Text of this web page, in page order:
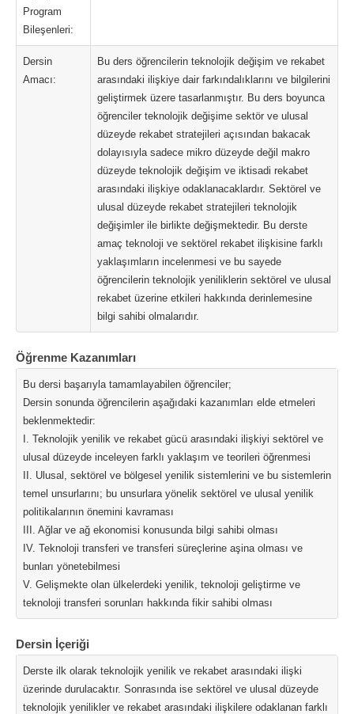
Program
Bileşenleri:
Dersin
Amacı:
Bu ders öğrencilerin teknolojik değişim ve rekabet
arasındaki ilişkiye dair farkındalıklarını ve bilgilerini
geliştirmek üzere tasarlanmıştır. Bu ders boyunca
öğrenciler teknolojik değişime sektör ve ulusal
düzeyde rekabet stratejileri açısından bakacak
dolayısıyla sadece mikro düzeyde değil makro
düzeyde teknolojik değişim ve iktisadi rekabet
arasındaki ilişkiye odaklanacaklardır. Sektörel ve
ulusal düzeyde rekabet stratejileri teknolojik
değişimler ile birlikte değişmektedir. Bu derste
amaç teknoloji ve sektörel rekabet ilişkisine farklı
yaklaşımların incelenmesi ve bu sayede
öğrencilerin teknolojik yeniliklerin sektörel ve ulusal
rekabet üzerine etkileri hakkında derinlemesine
bilgi sahibi olmalarıdır.
Öğrenme Kazanımları
Bu dersi başarıyla tamamlayabilen öğrenciler;
Dersin sonunda öğrencilerin aşağıdaki kazanımları elde etmeleri
beklenmektedir:
I. Teknolojik yenilik ve rekabet gücü arasındaki ilişkiyi sektörel ve
ulusal düzeyde inceleyen farklı yaklaşım ve teorileri öğrenmesi
II. Ulusal, sektörel ve bölgesel yenilik sistemlerini ve bu sistemlerin
temel unsurlarını; bu unsurlara yönelik sektörel ve ulusal yenilik
politikalarının önemini kavraması
III. Ağlar ve ağ ekonomisi konusunda bilgi sahibi olması
IV. Teknoloji transferi ve transferi süreçlerine aşina olması ve
bunları yönetebilmesi
V. Gelişmekte olan ülkelerdeki yenilik, teknoloji geliştirme ve
teknoloji transferi sorunları hakkında fikir sahibi olması
Dersin İçeriği
Derste ilk olarak teknolojik yenilik ve rekabet arasındaki ilişki
üzerinde durulacaktır. Sonrasında ise sektörel ve ulusal düzeyde
teknolojik yenilikler ve rekabet arasındaki ilişkilere odaklanan farklı